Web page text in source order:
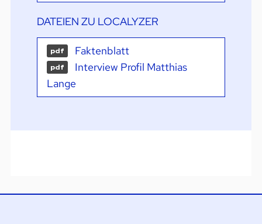
DATEIEN ZU LOCALYZER
pdf Faktenblatt
pdf
Interview Profil Matthias
Lange